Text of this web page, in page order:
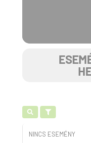
NINCS ESEMÉNY